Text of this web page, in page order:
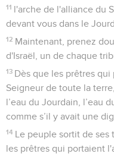
11 l'arche de l'alliance du
devant vous dans le
12 Maintenant, prenez
d'Israël, un de chaque
13 Dès que les prêtres
Seigneur de toute la
l’eau du Jourdain, l’eau
comme s’il y avait une
14 Le peuple sortit de ses
les prêtres qui portaient